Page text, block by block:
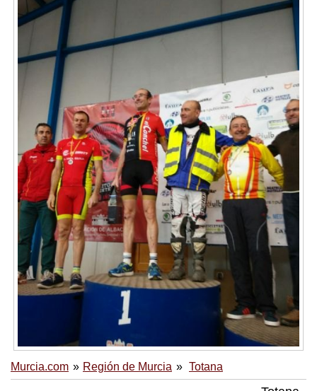
Murcia.com Región de Murcia Totana